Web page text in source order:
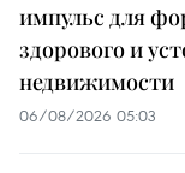
импульс для
здорового и
недвижимости
06/08/2026 05:03